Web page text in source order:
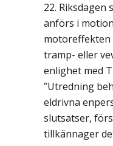
Riksdagen
anförs i
motoreffekten
tramp- eller
enlighet med
”Utredning
eldrivna
slutsatser,
tillkännager